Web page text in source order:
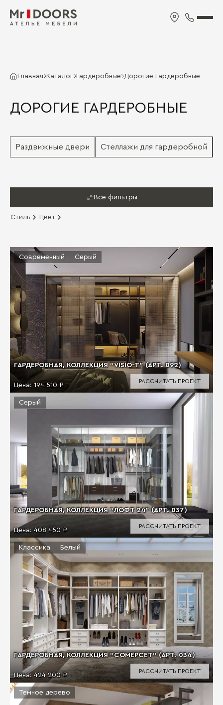
Главная Каталог Гардеробные Дорогие гардеробные
ДОРОГИЕ ГАРДЕРОБНЫЕ
Раздвижные двери Стеллажи для гардеробной
Все фильтры
Стиль Цвет
ГАРДЕРОБНАЯ, КОЛЛЕКЦИЯ "VISIO-T" (АРТ. 092)
Цена: 194 510 ₽
Современный Серый
РАССЧИТАТЬ ПРОЕКТ
ГАРДЕРОБНАЯ, КОЛЛЕКЦИЯ "ЛОФТ 24" (АРТ. 037)
Цена:408 450 ₽
Серый
РАССЧИТАТЬ ПРОЕКТ
ГАРДЕРОБНАЯ, КОЛЛЕКЦИЯ "СОМЕРСЕТ" (АРТ. 034)
Цена: 424 200 ₽
Классика Белый
РАССЧИТАТЬ ПРОЕКТ
Темное дерево